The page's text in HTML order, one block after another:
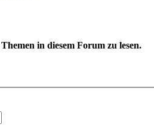
in diesem Forum zu lesen.